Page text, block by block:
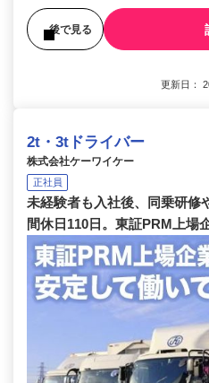
後で見る
更新日：
2t・3tドライバー
株式会社ケーワイケー
正社員
未経験者も入社後、同乗研修
間休日110日。東証PRM上場